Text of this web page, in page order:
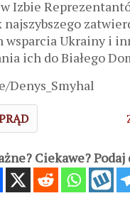
Izbie
najszybszego
wsparcia Ukrainy i
ich do Białego
Denys_Smyhal
Ciekawe? Podaj